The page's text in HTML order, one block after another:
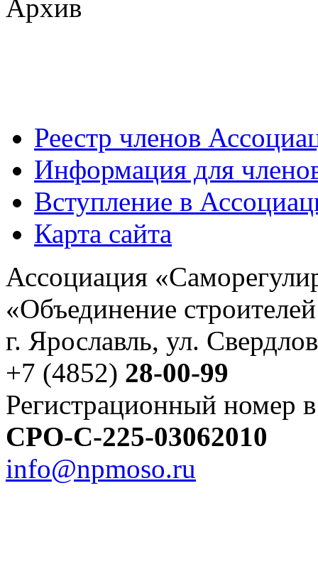
Архив
Реестр членов
Информация для
Вступление в
Карта сайта
Ассоциация
«Объединение
г. Ярославль, ул.
+7 (4852) 28-00-99
Регистрационный номер
СРО-С-225-03062010
info@npmoso.ru